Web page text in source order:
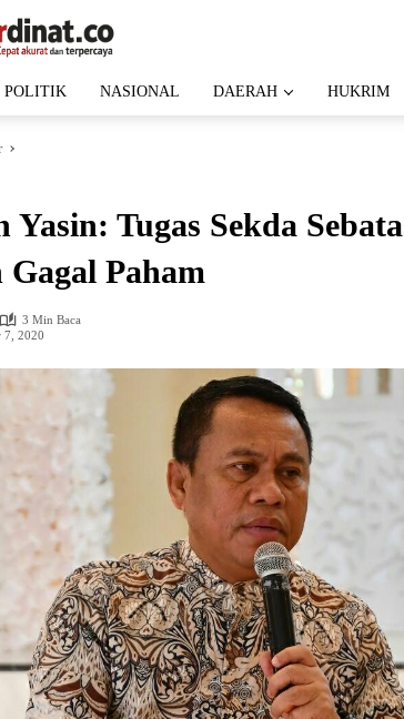
POLITIK NASIONAL DAERAH HUKRIM
Yasin: Tugas Sekda
Paham
3 Min Baca
7, 2020